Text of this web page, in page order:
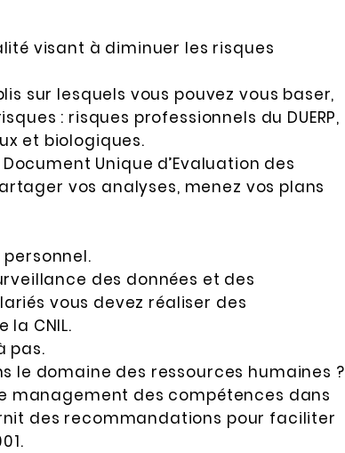
visant à diminuer les risques
sur lesquels vous pouvez vous baser,
: risques professionnels du DUERP,
et biologiques.
Unique d’Evaluation des
vos analyses, menez vos plans
des données et des
vous devez réaliser des
CNIL.
pas.
le domaine des ressources humaines ?
management des compétences dans
des recommandations pour faciliter